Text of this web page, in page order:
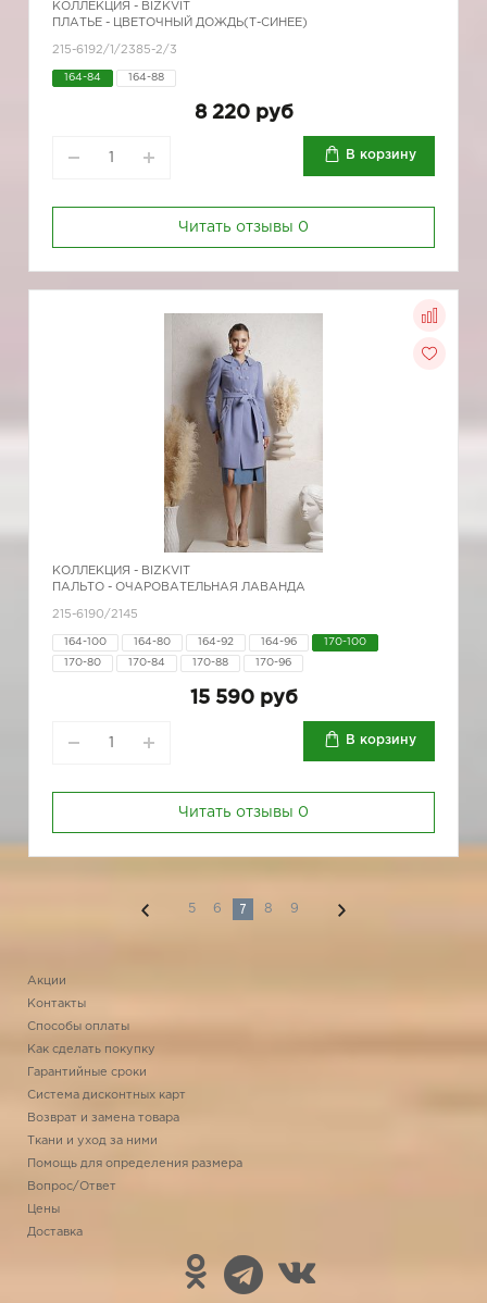
КОЛЛЕКЦИЯ - BIZKVIT
ПЛАТЬЕ - ЦВЕТОЧНЫЙ ДОЖДЬ(Т-СИНЕЕ)
215-6192/1/2385-2/3
164-84 164-88
8 220 руб
В корзину
Читать отзывы 0
КОЛЛЕКЦИЯ - BIZKVIT
ПАЛЬТО - ОЧАРОВАТЕЛЬНАЯ ЛАВАНДА
215-6190/2145
164-100 164-80 164-92 164-96 170-100
170-80 170-84 170-88 170-96
15 590 руб
В корзину
Читать отзывы 0
5 6 7 8 9
Акции
Контакты
Способы оплаты
Как сделать покупку
Гарантийные сроки
Система дисконтных карт
Возврат и замена товара
Ткани и уход за ними
Помощь для определения размера
Вопрос/Ответ
Цены
Доставка